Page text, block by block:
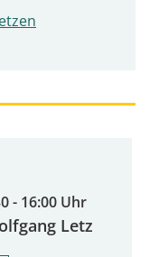
- 16:00 Uhr
Letz